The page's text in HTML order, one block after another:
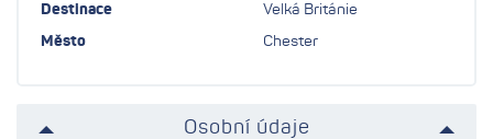
Destinace Velká Británie
Město Chester
Osobní údaje